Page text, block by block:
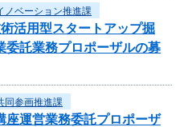
ノベーション推進課
活用型スタートアップ掘
委託業務プロポーザルの募
同参画推進課
座運営業務委託プロポーザ